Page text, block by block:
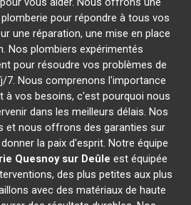
pour répondre à tous vos
une réparation, une mise en place
Nos plombiers expérimentés
pour résoudre vos problèmes de
7. Nous comprenons l'importance
à vos besoins, c'est pourquoi nous
dans les meilleurs délais. Nos
nous offrons des garanties sur
la paix d'esprit. Notre équipe
Quesnoy sur Deûle est équipée
des plus petites aux plus
avec des matériaux de haute